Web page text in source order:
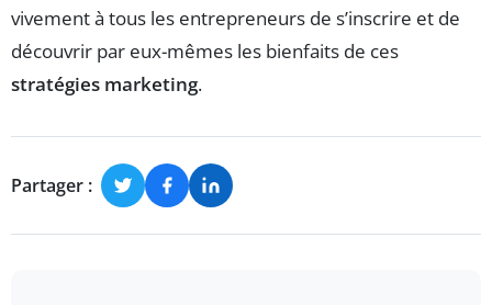
vivement à tous les entrepreneurs de s’inscrire et de
découvrir par eux-mêmes les bienfaits de ces
stratégies marketing.
Partager :